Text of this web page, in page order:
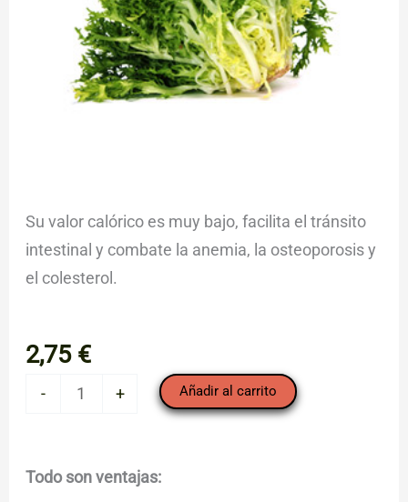
Su valor calórico es muy bajo, facilita el tránsito
intestinal y combate la anemia, la osteoporosis y
el colesterol.
2,75 €
-
Escarola
+ Añadir al carrito
Todo son ventajas: